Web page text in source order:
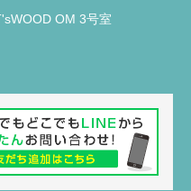
OM 3号室